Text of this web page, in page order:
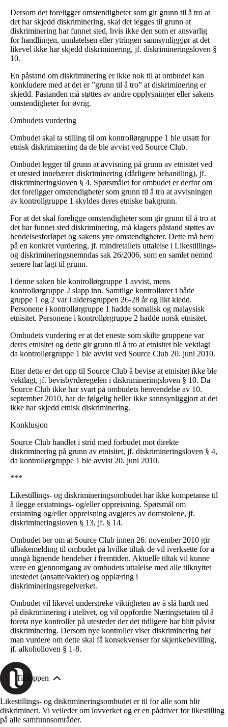
Dersom det foreligger omstendigheter som gir grunn til å tro at
det har skjedd diskriminering, skal det legges til grunn at
diskriminering har funnet sted, hvis ikke den som er ansvarlig
for handlingen, unnlatelsen eller ytringen sannsynliggjør at det
likevel ikke har skjedd diskriminering, jf. diskrimineringsloven §
10.
En påstand om diskriminering er ikke nok til at ombudet kan
konkludere med at det er ”grunn til å tro” at diskriminering er
skjedd. Påstanden må støttes av andre opplysninger eller sakens
omstendigheter for øvrig.
Ombudets vurdering
Ombudet skal ta stilling til om kontrollørgruppe 1 ble utsatt for
etnisk diskriminering da de ble avvist ved Source Club.
Ombudet legger til grunn at avvisning på grunn av etnisitet ved
et utested innebærer diskriminering (dårligere behandling), jf.
diskrimineringsloven § 4. Spørsmålet for ombudet er derfor om
det foreligger omstendigheter som grunn til å tro at avvisningen
av kontrollgruppe 1 skyldes deres etniske bakgrunn.
For at det skal foreligge omstendigheter som gir grunn til å tro at
det har funnet sted diskriminering, må klagers påstand støttes av
hendelsesforløpet og sakens ytre omstendigheter. Dette må bero
på en konkret vurdering, jf. mindretallets uttalelse i Likestillings-
og diskrimineringsnemndas sak 26/2006, som en samlet nemnd
senere har lagt til grunn.
I denne saken ble kontrollørgruppe 1 avvist, mens
kontrollørgruppe 2 slapp inn. Samtlige kontrollører i både
gruppe 1 og 2 var i aldersgruppen 26-28 år og likt kledd.
Personene i kontrollørgruppe 1 hadde somalisk og malaysisk
etnisitet. Personene i kontrollørgruppe 2 hadde norsk etnisitet.
Ombudets vurdering er at det eneste som skilte gruppene var
deres etnisitet og dette gir grunn til å tro at etnisitet ble vektlagt
da kontrollørgruppe 1 ble avvist ved Source Club 20. juni 2010.
Etter dette er det opp til Source Club å bevise at etnisitet ikke ble
vektlagt, jf. bevisbyrderegelen i diskrimineringsloven § 10. Da
Source Club ikke har svart på ombudets henvendelse av 10.
september 2010, har de følgelig heller ikke sannsynliggjort at det
ikke har skjedd etnisk diskriminering.
Konklusjon
Source Club handlet i strid med forbudet mot direkte
diskriminering på grunn av etnisitet, jf. diskrimineringsloven § 4,
da kontrollørgruppe 1 ble avvist 20. juni 2010.
***
Likestillings- og diskrimineringsombudet har ikke kompetanse til
å ilegge erstatnings- og/eller oppreisning. Spørsmål om
erstatning og/eller oppreisning avgjøres av domstolene, jf.
diskrimineringsloven § 13, jf. § 14.
Ombudet ber om at Source Club innen 26. november 2010 gir
tilbakemelding til ombudet på hvilke tiltak de vil iverksette for å
unngå lignende hendelser i fremtiden. Aktuelle tiltak vil kunne
være en gjennomgang av ombudets uttalelse med alle tilknyttet
utestedet (ansatte/vakter) og opplæring i
diskrimineringsregelverket.
Ombudet vil likevel understreke viktigheten av å slå hardt ned
på diskriminering i utelivet, og vil oppfordre Næringsetaten til å
foreta nye kontroller på utesteder der det tidligere har blitt påvist
diskriminering. Dersom nye kontroller viser diskriminering bør
man vurdere om dette skal få konsekvenser for skjenkebevilling,
jf. alkoholloven § 1-8.
Til toppen
Likestillings- og diskrimineringsombudet er til for alle som blir
diskriminert. Vi veileder om lovverket og er en pådriver for likestilling
på alle samfunnsområder.